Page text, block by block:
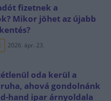
fizetnek a
Mikor jöhet az újabb
2026. ápr. 23.
oda kerül a
ahová gondolnánk
hand ipar árnyoldala